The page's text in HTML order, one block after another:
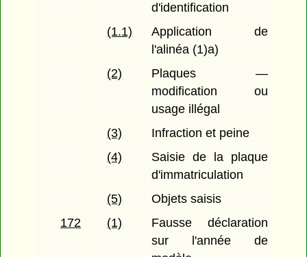
d'identification
(1.1)
Application de
l'alinéa (1)a)
(2)
Plaques —
modification ou
usage illégal
(3)
Infraction et peine
(4)
Saisie de la plaque
d'immatriculation
(5)
Objets saisis
172
(1)
Fausse déclaration
sur l'année de